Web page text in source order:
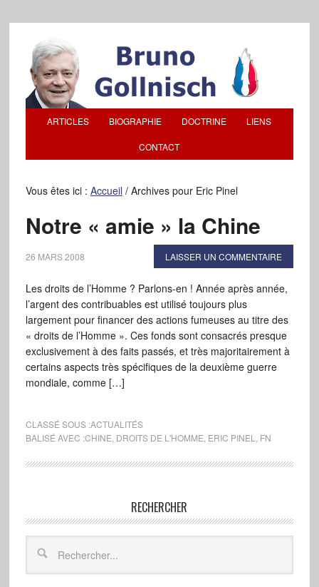
ARTICLES BIOGRAPHIE DOCTRINE LIENS
CONTACT
Vous êtes ici : Accueil /Archives pour Eric Pinel
Notre « amie » la Chine
26 MARS 2008 LAISSER UN COMMENTAIRE
Les droits de l’Homme ? Parlons-en ! Année après année,
l’argent des contribuables est utilisé toujours plus
largement pour financer des actions fumeuses au titre des
« droits de l’Homme ». Ces fonds sont consacrés presque
exclusivement à des faits passés, et très majoritairement à
certains aspects très spécifiques de la deuxième guerre
mondiale, comme […]
CLASSÉ SOUS :ACTUALITÉS
BALISÉ AVEC :CHINE DROITS DE L'HOMME ERIC PINEL FN
RECHERCHER